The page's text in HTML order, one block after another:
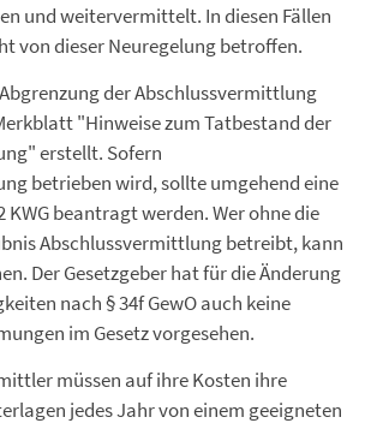
und weitervermittelt. In diesen Fällen
von dieser Neuregelung betroffen.
der Abschlussvermittlung
"Hinweise zum Tatbestand der
erstellt. Sofern
betrieben wird, sollte umgehend eine
KWG beantragt werden. Wer ohne die
Abschlussvermittlung betreibt, kann
Der Gesetzgeber hat für die Änderung
nach § 34f GewO auch keine
im Gesetz vorgesehen.
müssen auf ihre Kosten ihre
jedes Jahr von einem geeigneten